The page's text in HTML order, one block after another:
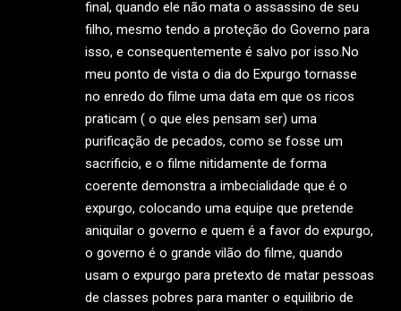
final, quando ele não mata o assassino de seu
filho, mesmo tendo a proteção do Governo para
isso, e consequentemente é salvo por isso.No
meu ponto de vista o dia do Expurgo tornasse
no enredo do filme uma data em que os ricos
praticam ( o que eles pensam ser) uma
purificação de pecados, como se fosse um
sacrificio, e o filme nitidamente de forma
coerente demonstra a imbecialidade que é o
expurgo, colocando uma equipe que pretende
aniquilar o governo e quem é a favor do expurgo,
o governo é o grande vilão do filme, quando
usam o expurgo para pretexto de matar pessoas
de classes pobres para manter o equilibrio de